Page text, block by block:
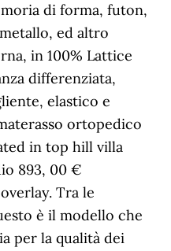
di forma, futon,
ed altro
in 100% Lattice
differenziata,
elastico e
ortopedico
in top hill villa
893, 00 €
Tra le
è il modello che
per la qualità dei